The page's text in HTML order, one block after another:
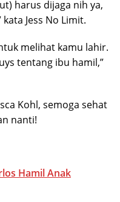
harus dijaga nih ya,
Jess No Limit.
melihat kamu lahir.
tentang ibu hamil,”
Kohl, semoga sehat
nanti!
Hamil Anak